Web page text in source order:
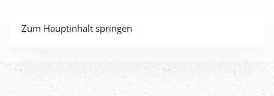
Zum Hauptinhalt springen
MENÜ